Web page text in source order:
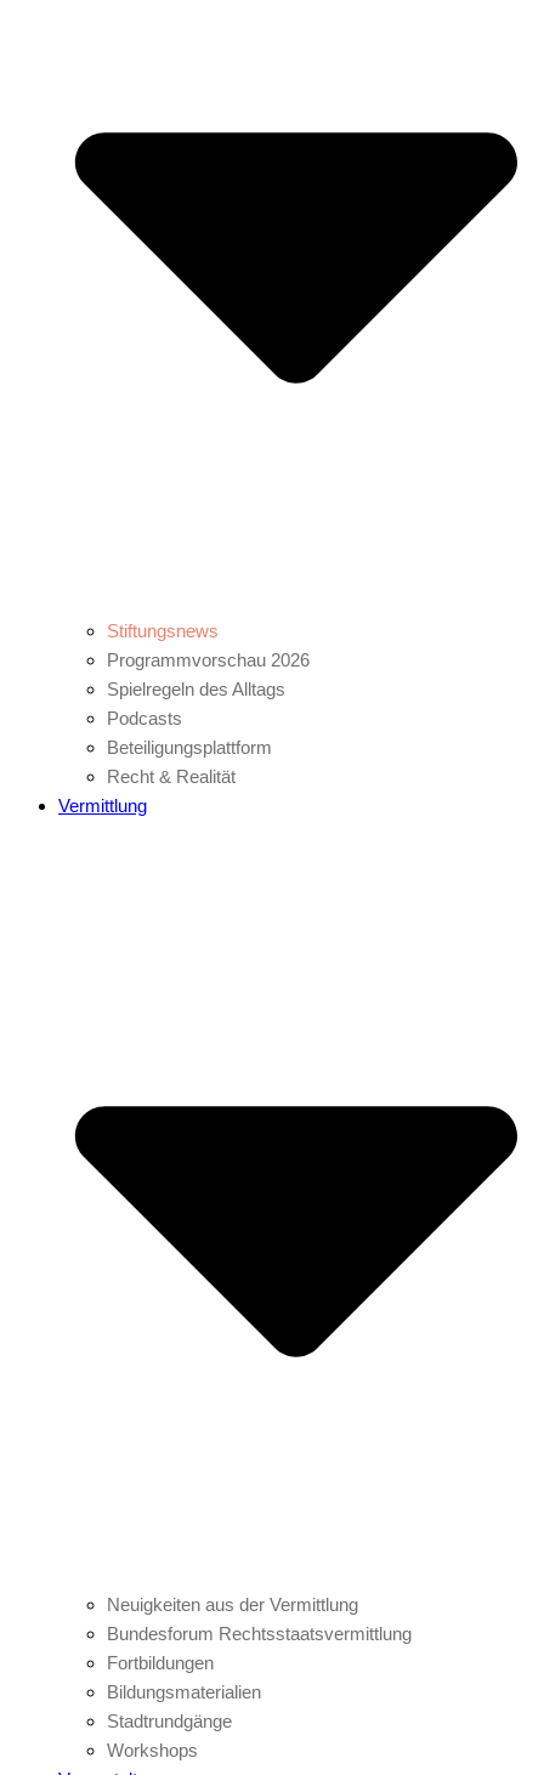
Stiftungsnews
Programmvorschau 2026
Spielregeln des Alltags
Podcasts
Beteiligungsplattform
Recht & Realität
Vermittlung
Neuigkeiten aus der Vermittlung
Bundesforum Rechtsstaatsvermittlung
Fortbildungen
Bildungsmaterialien
Stadtrundgänge
Workshops